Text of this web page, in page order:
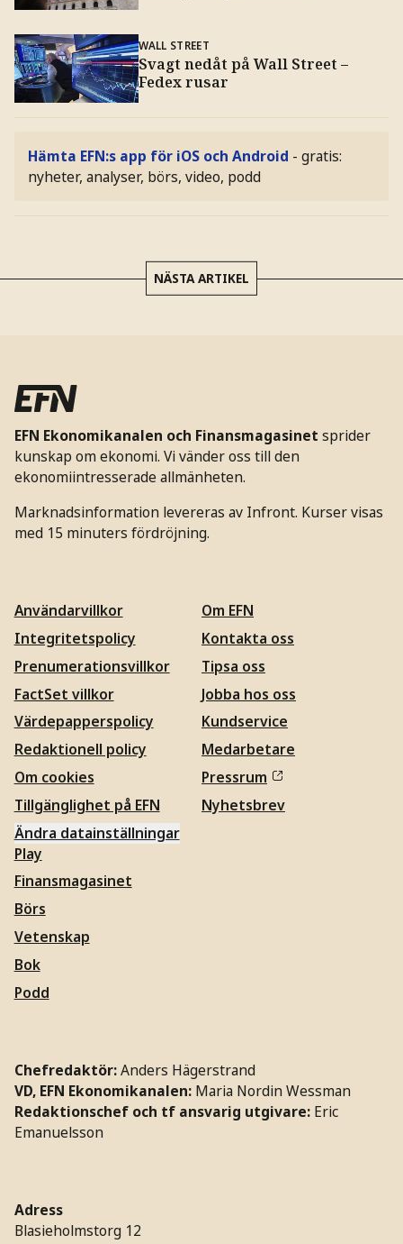
WALL STREET
Svagt nedåt på Wall Street –
Fedex rusar
Hämta EFN:s app för iOS och Android - gratis:
nyheter, analyser, börs, video, podd
NÄSTA ARTIKEL
EFN Ekonomikanalen och Finansmagasinet sprider
kunskap om ekonomi. Vi vänder oss till den
ekonomiintresserade allmänheten.
Marknadsinformation levereras av Infront. Kurser visas
med 15 minuters fördröjning.
Användarvillkor
Integritetspolicy
Prenumerationsvillkor
FactSet villkor
Värdepapperspolicy
Redaktionell policy
Om cookies
Tillgänglighet på EFN
Ändra datainställningar
Om EFN
Kontakta oss
Tipsa oss
Jobba hos oss
Kundservice
Medarbetare
Pressrum
Nyhetsbrev
Play
Finansmagasinet
Börs
Vetenskap
Bok
Podd
Chefredaktör:Anders Hägerstrand
VD, EFN Ekonomikanalen: Maria Nordin Wessman
Redaktionschef och tf ansvarig utgivare: Eric
Emanuelsson
Adress
Blasieholmstorg 12